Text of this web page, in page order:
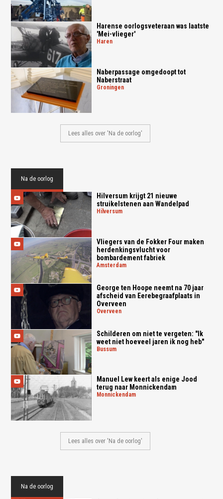
Harense oorlogsveteraan was laatste
'Mei-vlieger'
haren
Naberpassage omgedoopt tot
Naberstraat
groningen
Lees alles over 'Na de oorlog'
Na de oorlog
Hilversum krijgt 21 nieuwe
struikelstenen aan Wandelpad
hilversum
Vliegers van de Fokker Four maken
herdenkingsvlucht voor
bombardement fabriek
amsterdam
George ten Hoope neemt na 70 jaar
afscheid van Eerebegraafplaats in
Overveen
overveen
Schilderen om niet te vergeten: "Ik
weet niet hoeveel jaren ik nog heb"
bussum
Manuel Lew keert als enige Jood
terug naar Monnickendam
monnickendam
Lees alles over 'Na de oorlog'
Na de oorlog